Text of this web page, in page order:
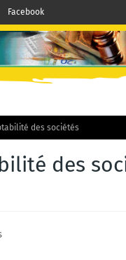
Facebook
des sociétés
des